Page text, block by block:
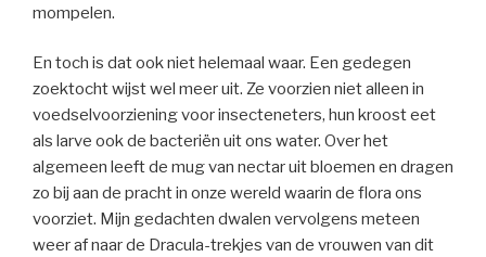
mompelen.
En toch is dat ook niet helemaal waar. Een gedegen
zoektocht wijst wel meer uit. Ze voorzien niet alleen in
voedselvoorziening voor insecteneters, hun kroost eet
als larve ook de bacteriën uit ons water. Over het
algemeen leeft de mug van nectar uit bloemen en dragen
zo bij aan de pracht in onze wereld waarin de flora ons
voorziet. Mijn gedachten dwalen vervolgens meteen
weer af naar de Dracula-trekjes van de vrouwen van dit